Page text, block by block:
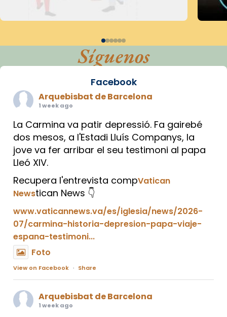
Síguenos
Facebook
Arquebisbat de Barcelona
1 week ago
La Carmina va patir depressió. Fa gairebé
dos mesos, a l'Estadi Lluís Companys, la
jove va fer arribar el seu testimoni al papa
Lleó XIV.
Recupera l'entrevista compVatican
Newstican News 👇
www.vaticannews.va/es/iglesia/news/2026-
07/carmina-historia-depresion-papa-viaje-
espana-testimoni...
Foto
View on Facebook · Share
Arquebisbat de Barcelona
1 week ago